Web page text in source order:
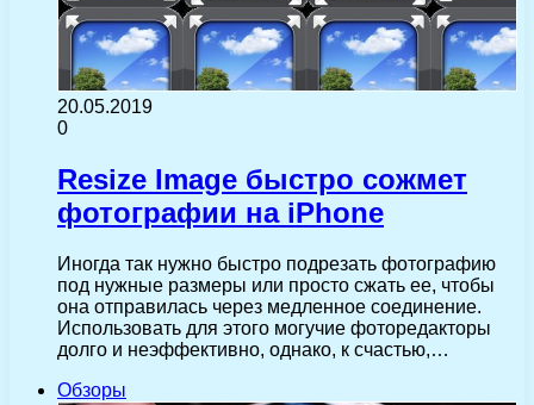
20.05.2019
0
Resize Image быстро сожмет
фотографии на iPhone
Иногда так нужно быстро подрезать фотографию
под нужные размеры или просто сжать ее, чтобы
она отправилась через медленное соединение.
Использовать для этого могучие фоторедакторы
долго и неэффективно, однако, к счастью,…
Обзоры